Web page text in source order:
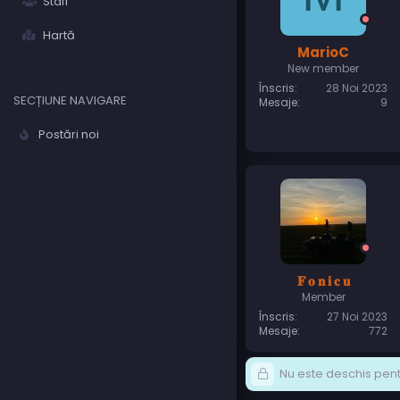
Hartă
SECȚIUNE NAVIGARE
Postări noi
MarioC
New member
Înscris
28 Noi 2023
Mesaje
9
𝐅 𝐨 𝐧 𝐢 𝐜 𝐮
Member
Înscris
27 Noi 2023
Mesaje
772
Nu este deschis